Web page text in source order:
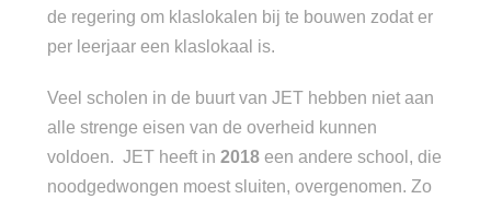
de regering om klaslokalen bij te bouwen zodat er
per leerjaar een klaslokaal is.
Veel scholen in de buurt van JET hebben niet aan
alle strenge eisen van de overheid kunnen
voldoen. JET heeft in 2018 een andere school, die
noodgedwongen moest sluiten, overgenomen. Zo